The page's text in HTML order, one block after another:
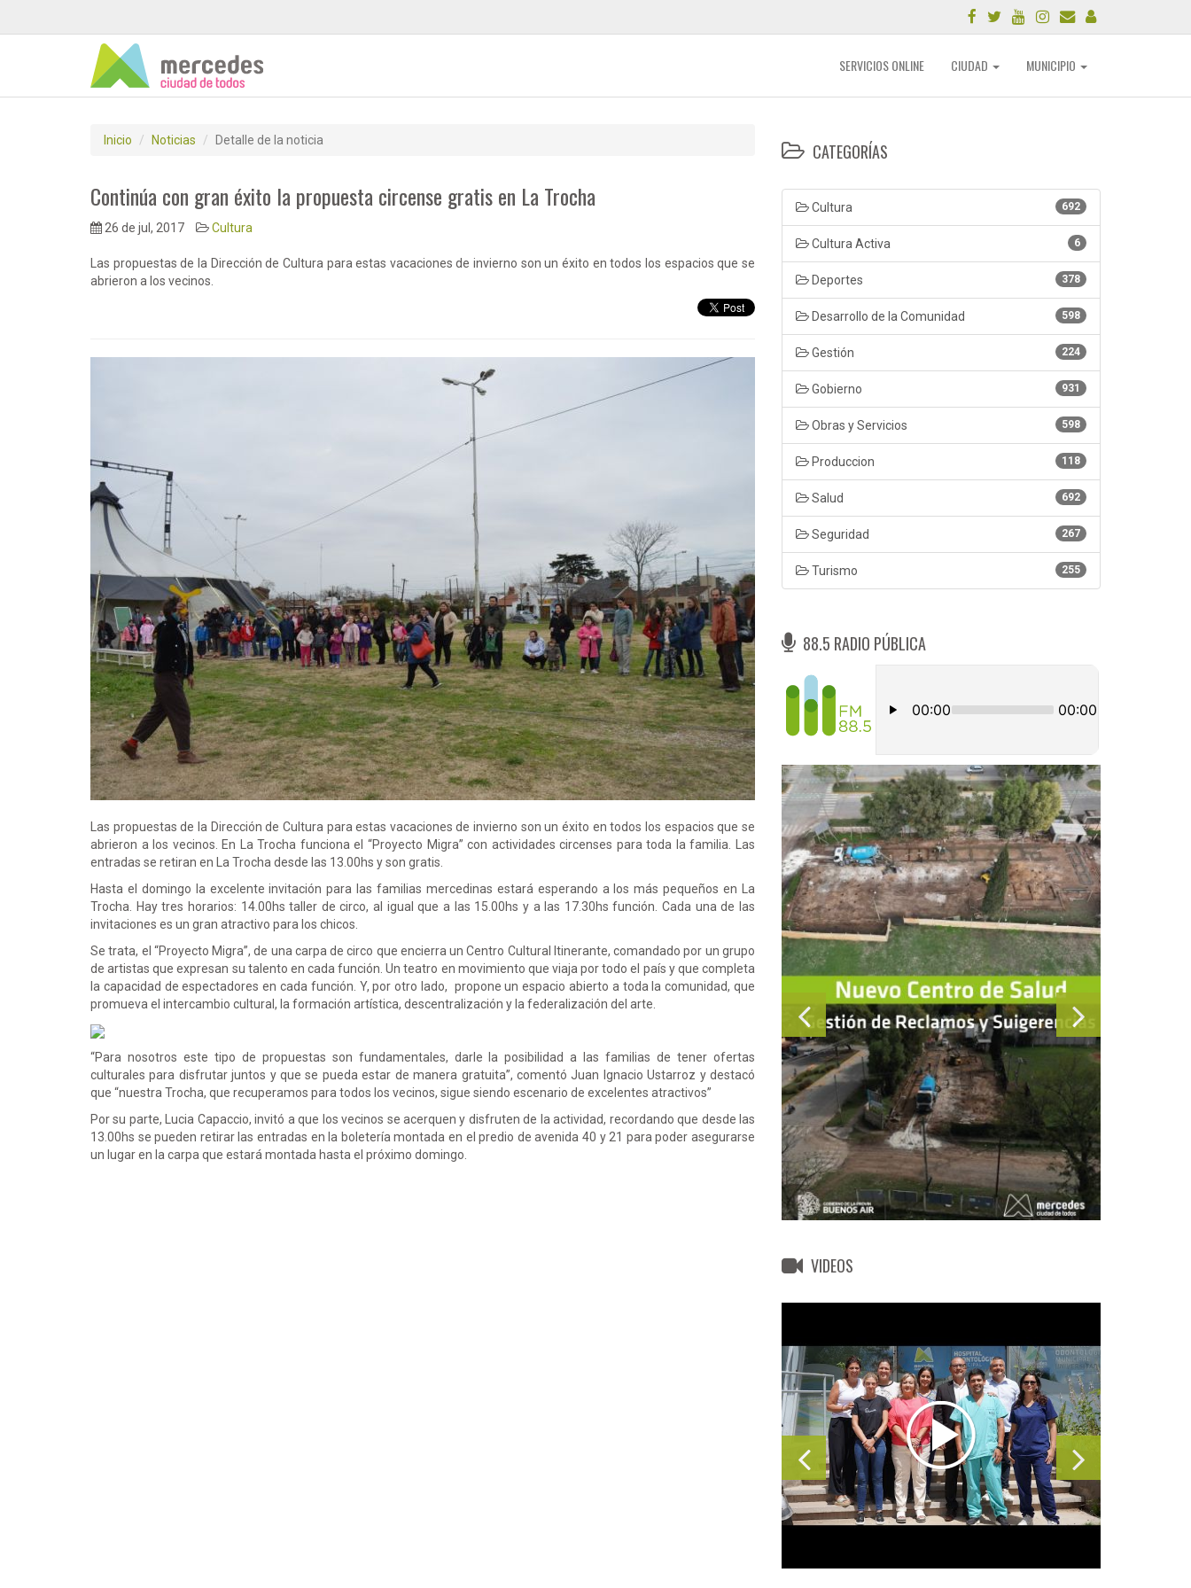
SERVICIOS ONLINE CIUDAD MUNICIPIO
Inicio Noticias Detalle de la noticia
Continúa con gran éxito la propuesta circense gratis en La Trocha
26 de jul, 2017 Cultura
Las propuestas de la Dirección de Cultura para estas vacaciones de invierno son un éxito en todos los espacios que se
abrieron a los vecinos.
Las propuestas de la Dirección de Cultura para estas vacaciones de invierno son un éxito en todos los espacios que se
abrieron a los vecinos. En La Trocha funciona el “Proyecto Migra” con actividades circenses para toda la familia. Las
entradas se retiran en La Trocha desde las 13.00hs y son gratis.
Hasta el domingo la excelente invitación para las familias mercedinas estará esperando a los más pequeños en La
Trocha. Hay tres horarios: 14.00hs taller de circo, al igual que a las 15.00hs y a las 17.30hs función. Cada una de las
invitaciones es un gran atractivo para los chicos.
Se trata, el “Proyecto Migra”, de una carpa de circo que encierra un Centro Cultural Itinerante, comandado por un grupo
de artistas que expresan su talento en cada función. Un teatro en movimiento que viaja por todo el país y que completa
la capacidad de espectadores en cada función. Y, por otro lado, propone un espacio abierto a toda la comunidad, que
promueva el intercambio cultural, la formación artística, descentralización y la federalización del arte.
“Para nosotros este tipo de propuestas son fundamentales, darle la posibilidad a las familias de tener ofertas
culturales para disfrutar juntos y que se pueda estar de manera gratuita”, comentó Juan Ignacio Ustarroz y destacó
que “nuestra Trocha, que recuperamos para todos los vecinos, sigue siendo escenario de excelentes atractivos”
Por su parte, Lucia Capaccio, invitó a que los vecinos se acerquen y disfruten de la actividad, recordando que desde las
13.00hs se pueden retirar las entradas en la boletería montada en el predio de avenida 40 y 21 para poder asegurarse
un lugar en la carpa que estará montada hasta el próximo domingo.
CATEGORÍAS
692
Cultura
6
Cultura Activa
378
Deportes
598
Desarrollo de la Comunidad
224
Gestión
931
Gobierno
598
Obras y Servicios
118
Produccion
692
Salud
267
Seguridad
255
Turismo
88.5 RADIO PÚBLICA
VIDEOS